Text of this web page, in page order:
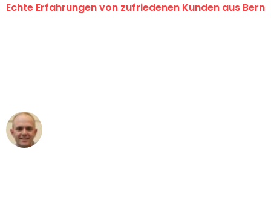
Echte Erfahrungen von zufriedenen Kunden aus Bern